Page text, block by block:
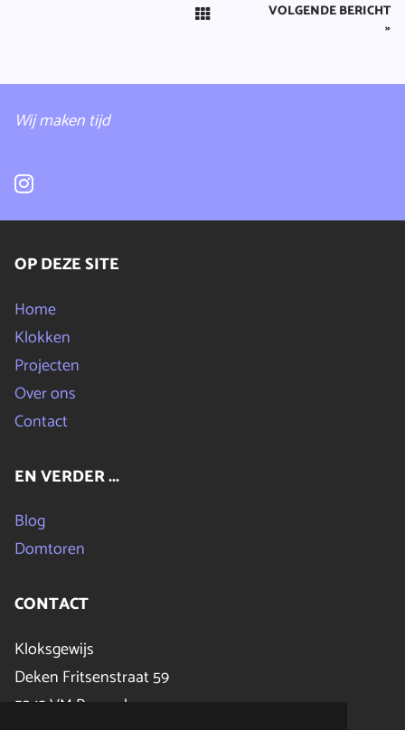
VOLGENDE BERICHT
»
Wij maken tijd
OP DEZE SITE
Home
Klokken
Projecten
Over ons
Contact
EN VERDER ...
Blog
Domtoren
CONTACT
Kloksgewijs
Deken Fritsenstraat 59
5243 VM Rosmalen